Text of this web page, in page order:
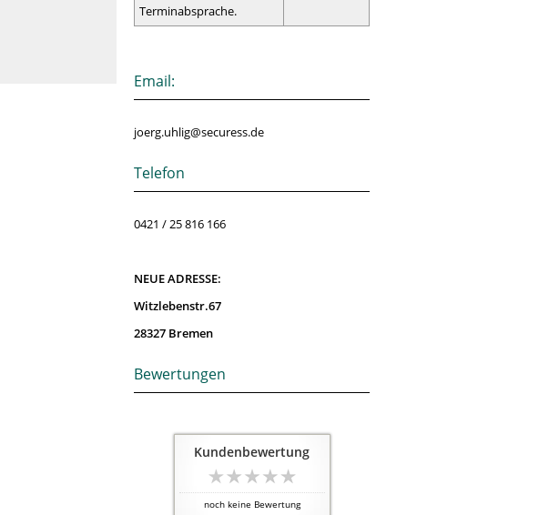
Terminabsprache.
Email:
joerg.uhlig@securess.de
Telefon
0421 / 25 816 166
NEUE ADRESSE:
Witzlebenstr.67
28327 Bremen
Bewertungen
Kundenbewertung
noch keine Bewertung